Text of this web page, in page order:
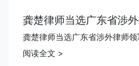
龚楚律师当选广东省涉
龚楚律师当选广东省涉外律师领
阅读全文 >